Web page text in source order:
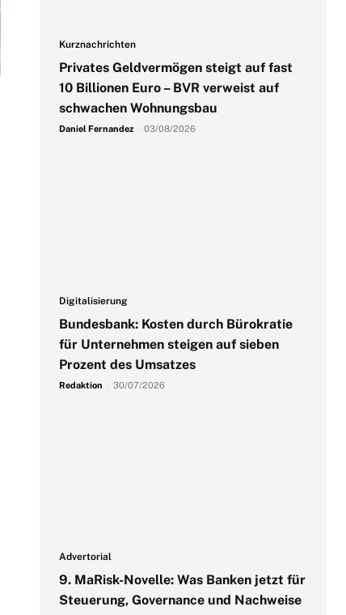
Kurznachrichten
Privates Geldvermögen steigt auf fast
10 Billionen Euro – BVR verweist auf
schwachen Wohnungsbau
Daniel Fernandez 03/08/2026
Digitalisierung
Bundesbank: Kosten durch Bürokratie
für Unternehmen steigen auf sieben
Prozent des Umsatzes
Redaktion 30/07/2026
Advertorial
9. MaRisk-Novelle: Was Banken jetzt für
Steuerung, Governance und Nachweise